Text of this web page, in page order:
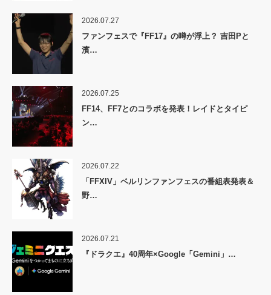
2026.07.27
ファンフェスで『FF17』の噂が浮上？ 吉田Pと
濱…
2026.07.25
FF14、FF7とのコラボを発表！レイドとタイピ
ン…
2026.07.22
「FFXIV」ベルリンファンフェスの番組表発表＆
野…
2026.07.21
『ドラクエ』40周年×Google「Gemini」…